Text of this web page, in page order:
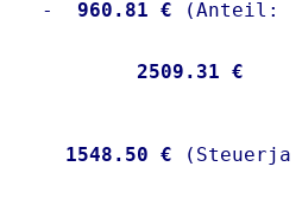
-
  960.81 €
2509.31 €
1548.50 €